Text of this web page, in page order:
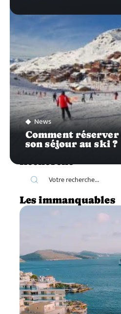
News
Comment
son séjour au ski ?
Les immanquables